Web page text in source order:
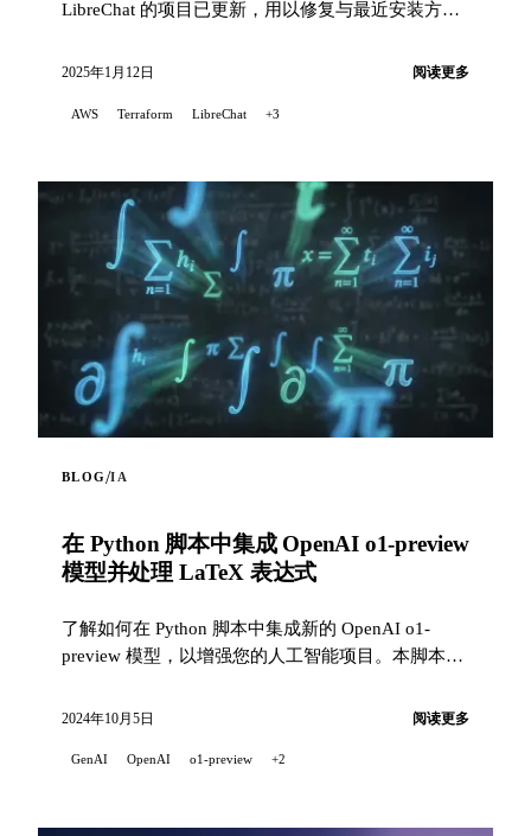
LibreChat 的项目已更新，用以修复与最近安装方式
2025年1月12日 阅读更多
AWS Terraform LibreChat +3
BLOG/IA
在 Python 脚本中集成 OpenAI o1-preview
模型并处理 LaTeX 表达式
了解如何在 Python 脚本中集成新的 OpenAI o1-
preview 模型，以增强您的人工智能项目。本脚本向
2024年10月5日 阅读更多
GenAI OpenAI o1-preview +2